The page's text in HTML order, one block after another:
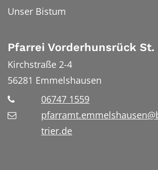
Unser Bistum
Pfarrei Vorderhunsrück St.
Kirchstraße 2-4
56281 Emmelshausen
06747 1559
trier.de